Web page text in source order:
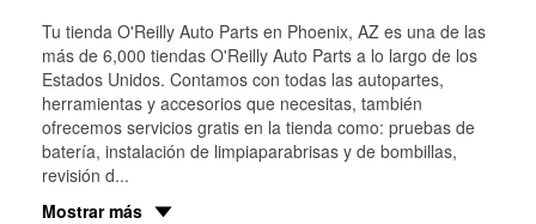
Tu tienda O'Reilly Auto Parts en Phoenix, AZ es una de las
más de 6,000 tiendas O'Reilly Auto Parts a lo largo de los
Estados Unidos. Contamos con todas las autopartes,
herramientas y accesorios que necesitas, también
ofrecemos servicios gratis en la tienda como: pruebas de
batería, instalación de limpiaparabrisas y de bombillas,
revisión d...
Mostrar más